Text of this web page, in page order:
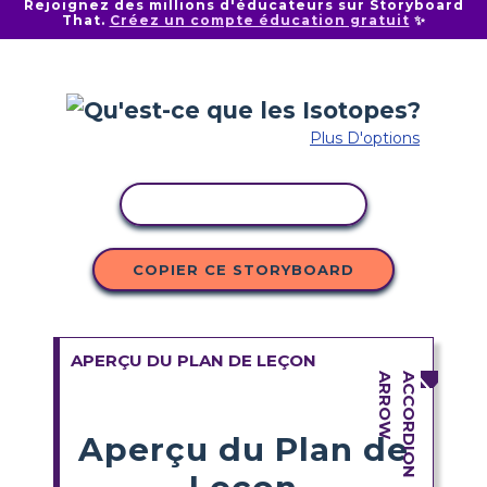
Rejoignez des millions d'éducateurs sur Storyboard
That. Créez un compte éducation gratuit ✨
Plus D'options
COPIER CE STORYBOARD
APERÇU DU PLAN DE LEÇON
Aperçu du Plan de